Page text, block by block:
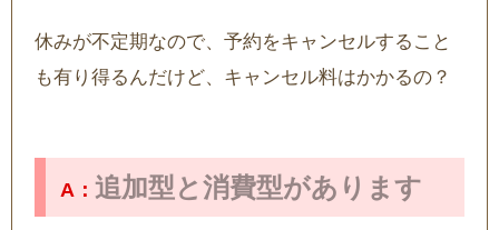
休みが不定期なので、予約をキャンセルすること
も有り得るんだけど、キャンセル料はかかるの？
追加型と消費型があります